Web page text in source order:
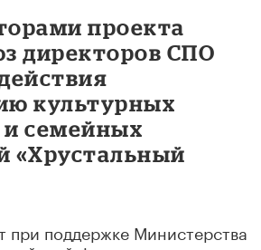
проекта
директоров СПО
культурных
семейных
«Хрустальный
при поддержке Министерства